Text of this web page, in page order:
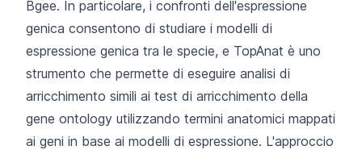
Bgee. In particolare, i confronti dell'espressione
genica consentono di studiare i modelli di
espressione genica tra le specie, e TopAnat è uno
strumento che permette di eseguire analisi di
arricchimento simili ai test di arricchimento della
gene ontology utilizzando termini anatomici mappati
ai geni in base ai modelli di espressione. L'approccio